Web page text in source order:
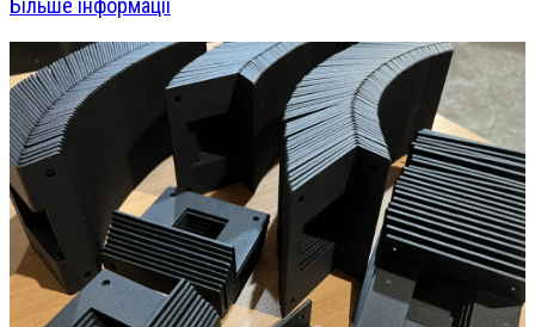
Більше інформації